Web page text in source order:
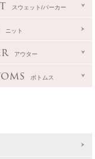
スウェット/パーカー
ニット
アウター
ボトムス